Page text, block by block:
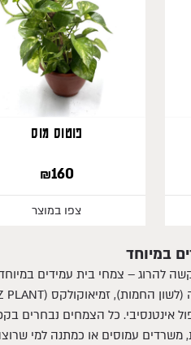
פוטוס מוס
160
₪
צפו במוצר
במיוחד
– צמחי בית עמידים במיוחד
אינטנסיבי. כל הצמחים נבחרים
עמוסים או כמתנה למי